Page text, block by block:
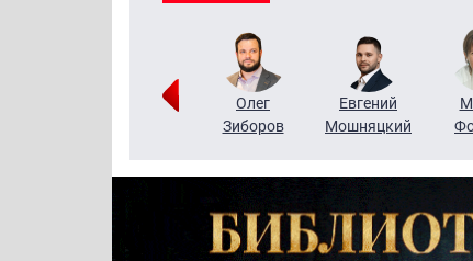
Григорий
Олег
Зиборов
Евгений
Мошняцкий